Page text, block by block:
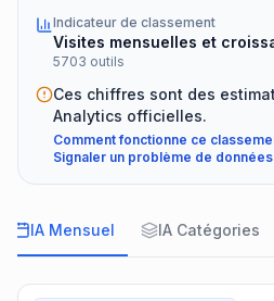
Indicateur de classement
Visites mensuelles et
5703 outils
Ces chiffres sont des
Analytics officielles.
Comment fonctionne ce
Signaler un problème de données
IA Mensuel IA Catégories